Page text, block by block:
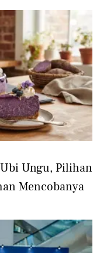
Ungu, Pilihan
Mencobanya